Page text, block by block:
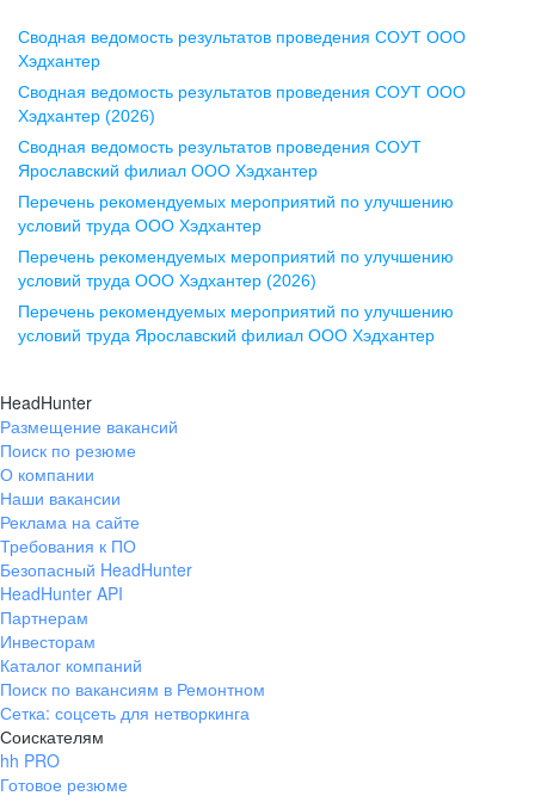
Воронеж
ул. Комиссаржевской, д. 10,
офис 1212
+7 473 280-05-05
pr@vrn.hh.ru
ул. Спартаковская, д. 2А, этаж 3,
помещение 15
+7 843 212-12-50
Екатеринбург
ул. Боевых Дружин, стр. 20,
+7 343 226-79-99
pr@ural.hh.ru
ул. Янковского, д. 169, 7 этаж,
706 каб.
+7 861 205-55-57
pr@krd.hh.ru
Владивосток
Сводная ведомость результатов проведения СОУТ ООО
Хэдхантер
Сводная ведомость результатов проведения СОУТ ООО
Хэдхантер (2026)
Сводная ведомость результатов проведения СОУТ
Ярославский филиал ООО Хэдхантер
Перечень рекомендуемых мероприятий по улучшению
условий труда ООО Хэдхантер
Перечень рекомендуемых мероприятий по улучшению
условий труда ООО Хэдхантер (2026)
Перечень рекомендуемых мероприятий по улучшению
условий труда Ярославский филиал ООО Хэдхантер
HeadHunter
Размещение вакансий
Поиск по резюме
О компании
Наши вакансии
Реклама на сайте
Требования к ПО
Безопасный HeadHunter
HeadHunter API
Партнерам
Инвесторам
Каталог компаний
Поиск по вакансиям в Ремонтном
Сетка: соцсеть для нетворкинга
Соискателям
hh PRO
Готовое резюме